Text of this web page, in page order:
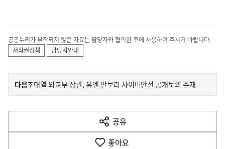
공공누리가 부착되지 않은 자료는 담당자와 협의한 후에 사용하여 주시기 바랍니다.
저작권정책
담당자안내
이
전
다
음
다음기
사
조태열 외교부 장관, 유엔 안보리 사이버안전 공개토의 주재
공유
열
기
좋아요